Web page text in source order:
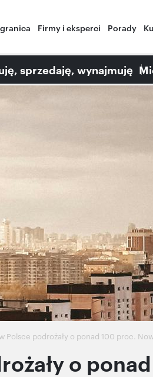
Firmy i eksperci Porady
sprzedaję, wynajmuję
Polsce podrożały o ponad 100 proc.
o